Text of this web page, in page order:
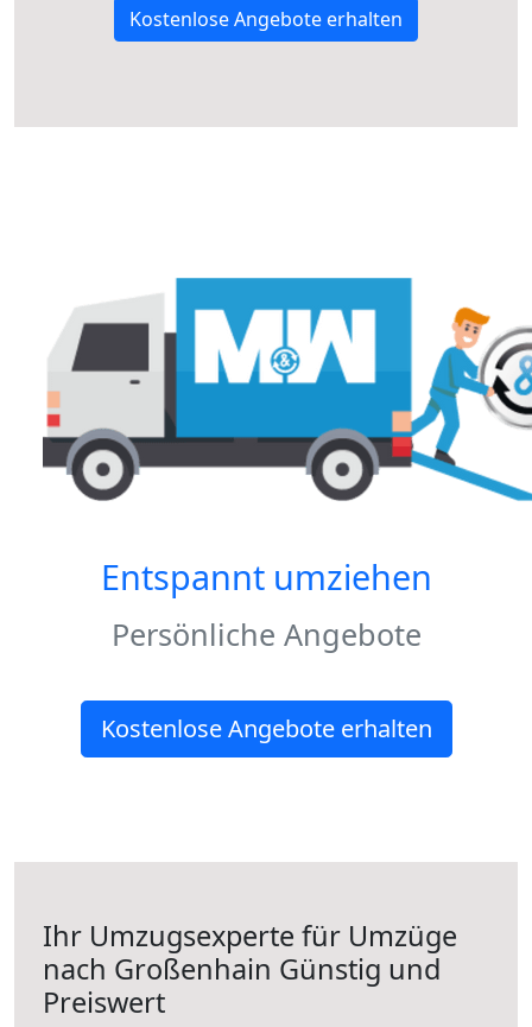
Kostenlose Angebote erhalten
Entspannt umziehen
Persönliche Angebote
Kostenlose Angebote erhalten
Ihr Umzugsexperte für Umzüge
nach Großenhain Günstig und
Preiswert